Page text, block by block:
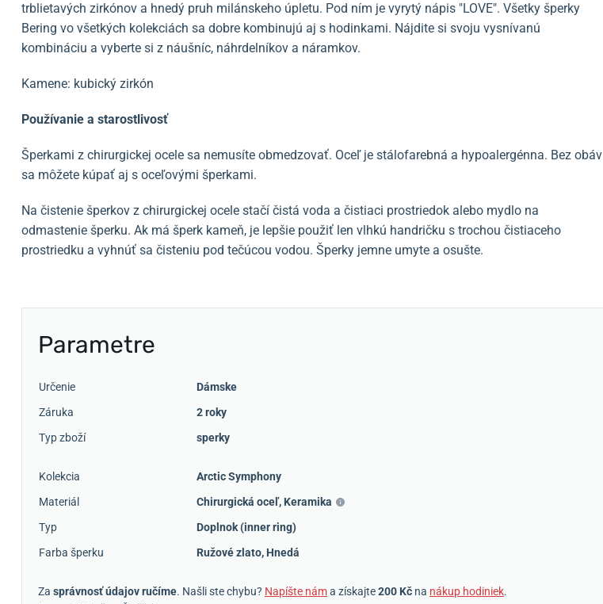
trblietavých zirkónov a hnedý pruh milánskeho úpletu. Pod ním je vyrytý nápis "LOVE". Všetky šperky
Bering vo všetkých kolekciách sa dobre kombinujú aj s hodinkami. Nájdite si svoju vysnívanú
kombináciu a vyberte si z náušníc, náhrdelníkov a náramkov.
Kamene: kubický zirkón
Používanie a starostlivosť
Šperkami z chirurgickej ocele sa nemusíte obmedzovať. Oceľ je stálofarebná a hypoalergénna. Bez obáv
sa môžete kúpať aj s oceľovými šperkami.
Na čistenie šperkov z chirurgickej ocele stačí čistá voda a čistiaci prostriedok alebo mydlo na
odmastenie šperku. Ak má šperk kameň, je lepšie použiť len vlhkú handričku s trochou čistiaceho
prostriedku a vyhnúť sa čisteniu pod tečúcou vodou. Šperky jemne umyte a osušte.
Parametre
Určenie
Dámske
Záruka
2 roky
Typ zboží
sperky
Kolekcia
Arctic Symphony
Materiál
Chirurgická oceľ, Keramika
Typ
Doplnok (inner ring)
Farba šperku
Ružové zlato, Hnedá
Za správnosť údajov ručíme. Našli ste chybu? Napíšte náma získajte200 Kč na nákup hodiniek.